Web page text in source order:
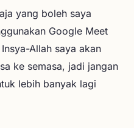
yang boleh saya
Google Meet
Allah saya akan
ke semasa, jadi jangan
lebih banyak lagi